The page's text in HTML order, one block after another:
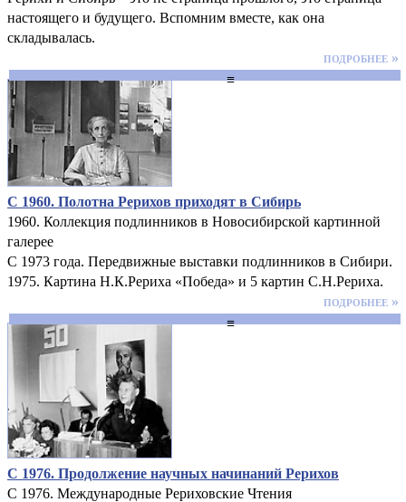
настоящего и будущего. Вспомним вместе, как она
складывалась.
подробнее »
≡
С 1960. Полотна Рерихов приходят в Сибирь
1960. Коллекция подлинников в Новосибирской картинной
галерее
С 1973 года. Передвижные выставки подлинников в Сибири.
1975. Картина Н.К.Рериха «Победа» и 5 картин С.Н.Рериха.
подробнее »
≡
С 1976. Продолжение научных начинаний Рерихов
С 1976. Международные Рериховские Чтения